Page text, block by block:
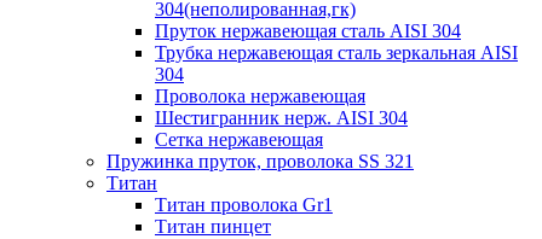
304(неполированная,гк)
Пруток нержавеющая сталь AISI 304
Трубка нержавеющая сталь зеркальная AISI
304
Проволока нержавеющая
Шестигранник нерж. AISI 304
Сетка нержавеющая
Пружинка пруток, проволока SS 321
Титан
Титан проволока Gr1
Титан пинцет